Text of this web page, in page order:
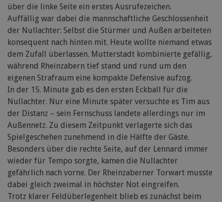
über die linke Seite ein erstes Ausrufezeichen.
Auffällig war dabei die mannschaftliche Geschlossenheit
der Nullachter: Selbst die Stürmer und Außen arbeiteten
konsequent nach hinten mit. Heute wollte niemand etwas
dem Zufall überlassen. Mutterstadt kombinierte gefällig,
während Rheinzabern tief stand und rund um den
eigenen Strafraum eine kompakte Defensive aufzog.
In der 15. Minute gab es den ersten Eckball für die
Nullachter. Nur eine Minute später versuchte es Tim aus
der Distanz – sein Fernschuss landete allerdings nur im
Außennetz. Zu diesem Zeitpunkt verlagerte sich das
Spielgeschehen zunehmend in die Hälfte der Gäste.
Besonders über die rechte Seite, auf der Lennard immer
wieder für Tempo sorgte, kamen die Nullachter
gefährlich nach vorne. Der Rheinzaberner Torwart musste
dabei gleich zweimal in höchster Not eingreifen.
Trotz klarer Feldüberlegenheit blieb es zunächst beim